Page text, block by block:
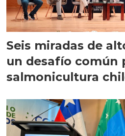
Seis miradas de
un desafío común
salmonicultura